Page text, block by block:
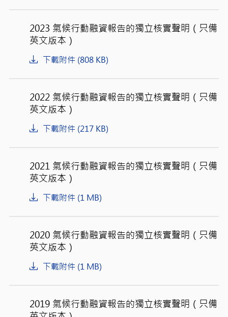
2023 氣候行動融資報告的獨立核實聲明（只備
英文版本）
下載附件 (808 KB)
2022 氣候行動融資報告的獨立核實聲明（只備
英文版本）
下載附件 (217 KB)
2021 氣候行動融資報告的獨立核實聲明（只備
英文版本）
下載附件 (1 MB)
2020 氣候行動融資報告的獨立核實聲明（只備
英文版本）
下載附件 (1 MB)
2019 氣候行動融資報告的獨立核實聲明（只備